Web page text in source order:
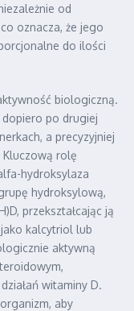
od
oznacza, że jego
do ilości
biologiczną.
dopiero po drugiej
a precyzyjniej
rolę
hydroksylaza
hydroksylową,
przekształcając ją
kalcytriol lub
aktywną
witaminy D.
aby